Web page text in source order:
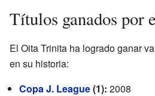
Títulos ganados por
El Oita Trinita ha logrado ganar
en su historia:
Copa J. League(1): 2008